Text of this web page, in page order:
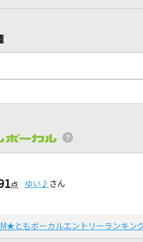
点 ゆい♪ さん
ともボーカルエントリーランキン